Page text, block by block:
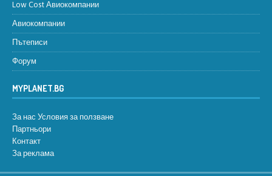
Low Cost Авиокомпании
Авиокомпании
Пътеписи
Форум
MYPLANET.BG
За нас Условия за ползване
Партньори
Контакт
За реклама